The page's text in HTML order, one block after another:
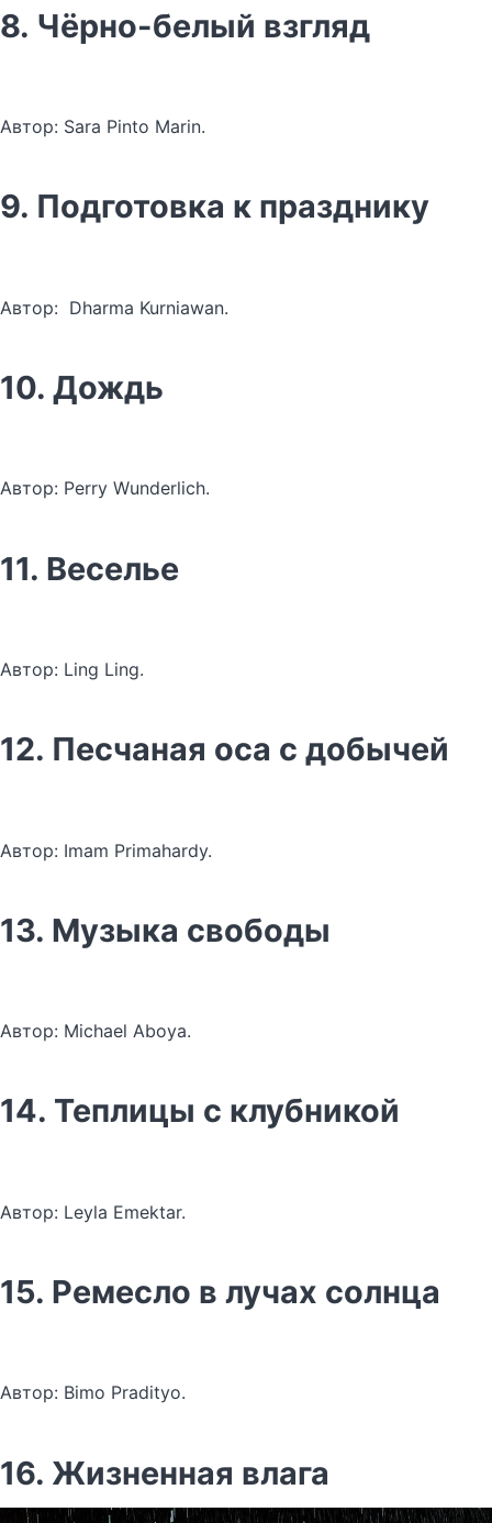
8. Чёрно-белый взгляд
Автор: Sara Pinto Marin.
9. Подготовка к празднику
Автор: Dharma Kurniawan.
10. Дождь
Автор: Perry Wunderlich.
11. Веселье
Автор: Ling Ling.
12. Песчаная оса с добычей
Автор: Imam Primahardy.
13. Музыка свободы
Автор: Michael Aboya.
14. Теплицы с клубникой
Автор: Leyla Emektar.
15. Ремесло в лучах солнца
Автор: Bimo Pradityo.
16. Жизненная влага